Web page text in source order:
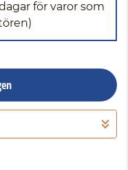
för varor som